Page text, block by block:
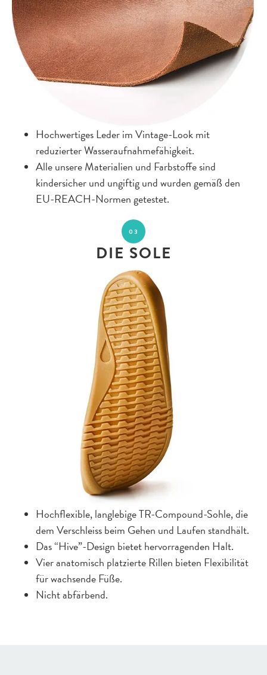
Hochwertiges Leder im Vintage-Look mit
reduzierter Wasseraufnahmefähigkeit.
Alle unsere Materialien und Farbstoffe sind
kindersicher und ungiftig und wurden gemäß den
EU-REACH-Normen getestet.
03
DIE SOLE
Hochflexible, langlebige TR-Compound-Sohle, die
dem Verschleiss beim Gehen und Laufen standhält.
Das “Hive”-Design bietet hervorragenden Halt.
Vier anatomisch platzierte Rillen bieten Flexibilität
für wachsende Füße.
Nicht abfärbend.